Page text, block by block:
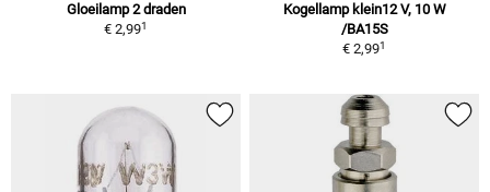
Gloeilamp 2 draden
€ 2,991
Kogellamp klein12 V, 10 W
/BA15S
€ 2,991